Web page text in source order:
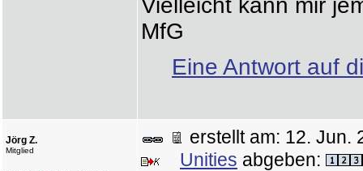
Vielleicht kann mir
MfG
Eine Antwort auf
Jörg Z.
Mitglied
erstellt am: 12.
Unities abgeben: